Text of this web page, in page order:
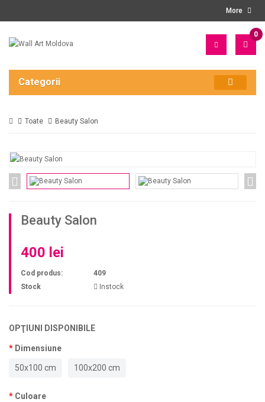
More
0
Categorii
Toate Beauty Salon
Beauty Salon
400 lei
Cod produs:
409
Stock
Instock
OPŢIUNI DISPONIBILE
Dimensiune
50x100 cm 100x200 cm
Culoare